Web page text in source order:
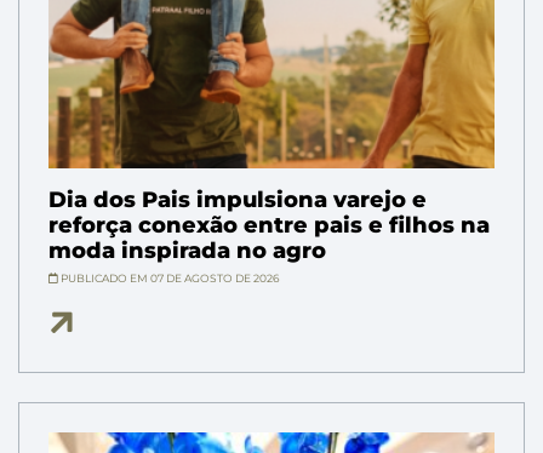
Dia dos Pais impulsiona varejo e
reforça conexão entre pais e filhos na
moda inspirada no agro
PUBLICADO EM 07 DE AGOSTO DE 2026